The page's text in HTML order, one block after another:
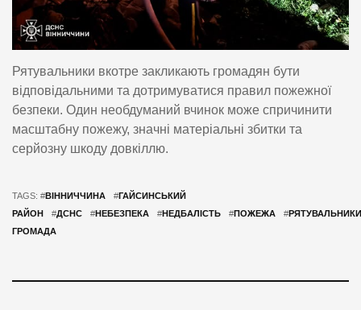
Рятувальники вкотре закликають громадян бути
відповідальними та дотримуватися правил пожежної
безпеки. Один необдуманий вчинок може спричинити
масштабну пожежу, значні матеріальні збитки та
серйозну шкоду довкіллю.
TAGS: #ВІННИЧЧИНА #ГАЙСИНСЬКИЙ
РАЙОН
#ДСНС #НЕБЕЗПЕКА #НЕДБАЛІСТЬ #ПОЖЕЖА #РЯТУВАЛЬНИКИ
ГРОМАДА